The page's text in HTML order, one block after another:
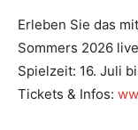
Erleben Sie das
Sommers 2026
Spielzeit: 16. Juli
Tickets & Infos: